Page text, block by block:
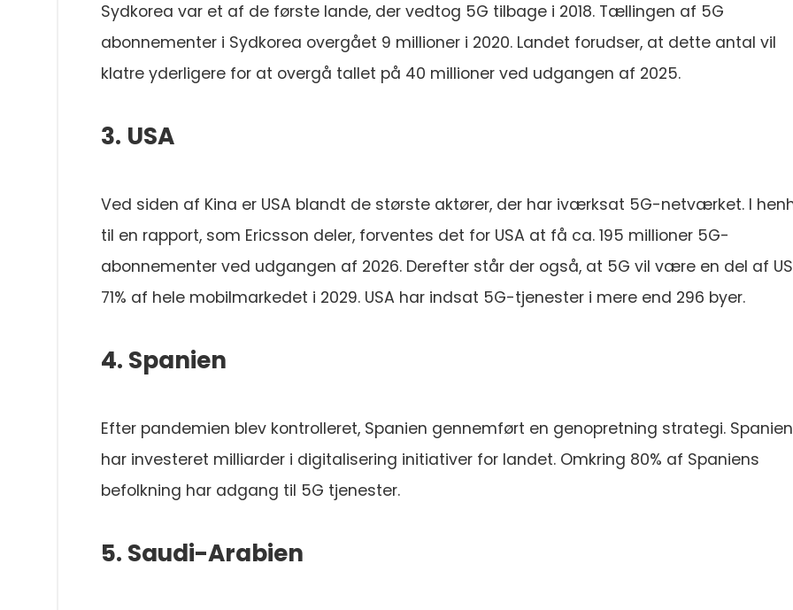
Sydkorea var et af de første lande, der vedtog 5G tilbage i 2018. Tællingen af 5G
abonnementer i Sydkorea overgået 9 millioner i 2020. Landet forudser, at dette antal vil
klatre yderligere for at overgå tallet på 40 millioner ved udgangen af 2025.
3. USA
Ved siden af Kina er USA blandt de største aktører, der har iværksat 5G-netværket. I
til en rapport, som Ericsson deler, forventes det for USA at få ca. 195 millioner 5G-
abonnementer ved udgangen af 2026. Derefter står der også, at 5G vil være en del af
71% af hele mobilmarkedet i 2029. USA har indsat 5G-tjenester i mere end 296 byer.
4. Spanien
Efter pandemien blev kontrolleret, Spanien gennemført en genopretning strategi. Spanien
har investeret milliarder i digitalisering initiativer for landet. Omkring 80% af Spaniens
befolkning har adgang til 5G tjenester.
5. Saudi-Arabien